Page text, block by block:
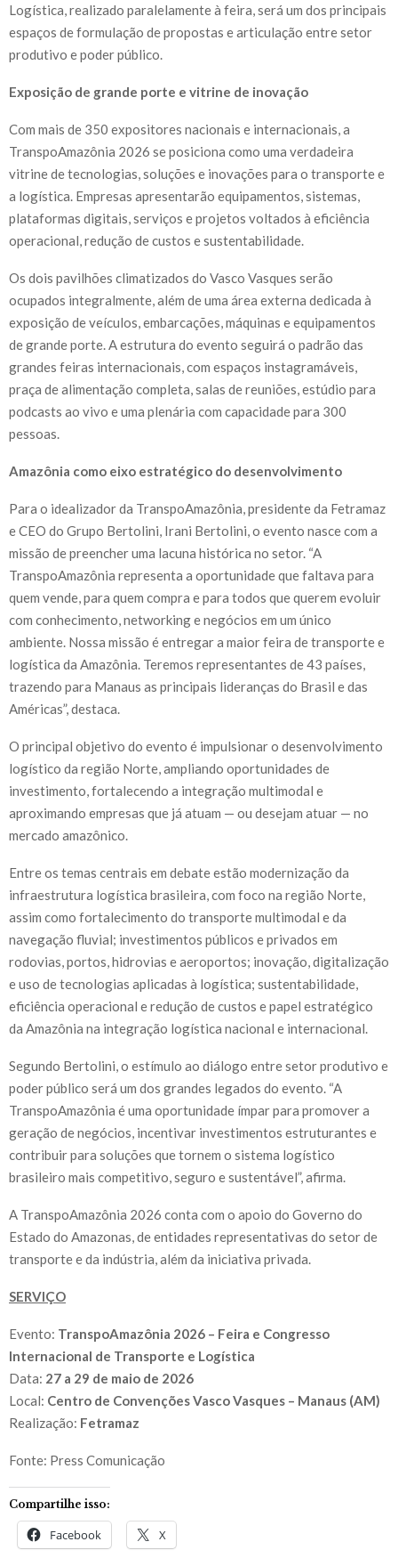
Logística, realizado paralelamente à feira, será um dos principais
espaços de formulação de propostas e articulação entre setor
produtivo e poder público.
Exposição de grande porte e vitrine de inovação
Com mais de 350 expositores nacionais e internacionais, a
TranspoAmazônia 2026 se posiciona como uma verdadeira
vitrine de tecnologias, soluções e inovações para o transporte e
a logística. Empresas apresentarão equipamentos, sistemas,
plataformas digitais, serviços e projetos voltados à eficiência
operacional, redução de custos e sustentabilidade.
Os dois pavilhões climatizados do Vasco Vasques serão
ocupados integralmente, além de uma área externa dedicada à
exposição de veículos, embarcações, máquinas e equipamentos
de grande porte. A estrutura do evento seguirá o padrão das
grandes feiras internacionais, com espaços instagramáveis,
praça de alimentação completa, salas de reuniões, estúdio para
podcasts ao vivo e uma plenária com capacidade para 300
pessoas.
Amazônia como eixo estratégico do desenvolvimento
Para o idealizador da TranspoAmazônia, presidente da Fetramaz
e CEO do Grupo Bertolini, Irani Bertolini, o evento nasce com a
missão de preencher uma lacuna histórica no setor. “A
TranspoAmazônia representa a oportunidade que faltava para
quem vende, para quem compra e para todos que querem evoluir
com conhecimento, networking e negócios em um único
ambiente. Nossa missão é entregar a maior feira de transporte e
logística da Amazônia. Teremos representantes de 43 países,
trazendo para Manaus as principais lideranças do Brasil e das
Américas”, destaca.
O principal objetivo do evento é impulsionar o desenvolvimento
logístico da região Norte, ampliando oportunidades de
investimento, fortalecendo a integração multimodal e
aproximando empresas que já atuam — ou desejam atuar — no
mercado amazônico.
Entre os temas centrais em debate estão modernização da
infraestrutura logística brasileira, com foco na região Norte,
assim como fortalecimento do transporte multimodal e da
navegação fluvial; investimentos públicos e privados em
rodovias, portos, hidrovias e aeroportos; inovação, digitalização
e uso de tecnologias aplicadas à logística; sustentabilidade,
eficiência operacional e redução de custos e papel estratégico
da Amazônia na integração logística nacional e internacional.
Segundo Bertolini, o estímulo ao diálogo entre setor produtivo e
poder público será um dos grandes legados do evento. “A
TranspoAmazônia é uma oportunidade ímpar para promover a
geração de negócios, incentivar investimentos estruturantes e
contribuir para soluções que tornem o sistema logístico
brasileiro mais competitivo, seguro e sustentável”, afirma.
A TranspoAmazônia 2026 conta com o apoio do Governo do
Estado do Amazonas, de entidades representativas do setor de
transporte e da indústria, além da iniciativa privada.
SERVIÇO
Evento: TranspoAmazônia 2026 – Feira e Congresso
Internacional de Transporte e Logística
Data: 27 a 29 de maio de 2026
Local: Centro de Convenções Vasco Vasques – Manaus (AM)
Realização: Fetramaz
Fonte: Press Comunicação
Compartilhe isso:
Facebook X